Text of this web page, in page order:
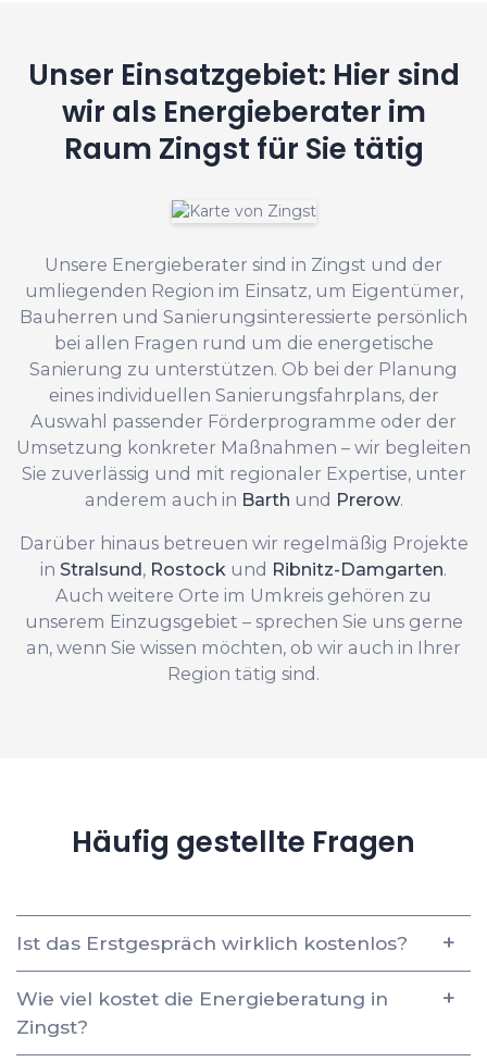
Unser Einsatzgebiet: Hier sind
wir als Energieberater im
Raum Zingst für Sie tätig
Unsere Energieberater sind in Zingst und der
umliegenden Region im Einsatz, um Eigentümer,
Bauherren und Sanierungsinteressierte persönlich
bei allen Fragen rund um die energetische
Sanierung zu unterstützen. Ob bei der Planung
eines individuellen Sanierungsfahrplans, der
Auswahl passender Förderprogramme oder der
Umsetzung konkreter Maßnahmen – wir begleiten
Sie zuverlässig und mit regionaler Expertise, unter
anderem auch in Barth und Prerow.
Darüber hinaus betreuen wir regelmäßig Projekte
in Stralsund, Rostock und Ribnitz-Damgarten.
Auch weitere Orte im Umkreis gehören zu
unserem Einzugsgebiet – sprechen Sie uns gerne
an, wenn Sie wissen möchten, ob wir auch in Ihrer
Region tätig sind.
Häufig gestellte Fragen
Ist das Erstgespräch wirklich kostenlos?
Wie viel kostet die Energieberatung in
Zingst?